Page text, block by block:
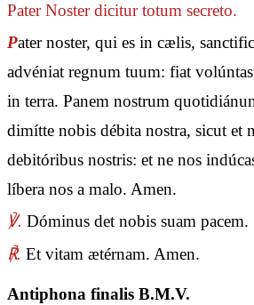
Pater Nosterdicitur totum secreto.
Pater noster, qui es in cælis,
advéniat regnum tuum: fiat
in terra. Panem nostrum
dimítte nobis débita nostra, sicut et
debitóribus nostris: et ne nos
líbera nos a malo. Amen.
℣. Dóminus det nobis suam pacem.
℟. Et vitam ætérnam. Amen.
Antiphona finalis B.M.V.